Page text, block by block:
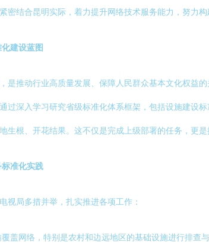
密结合昆明实际，着力提升网络技术服务能力，努力
建设蓝图
是推动行业高质量发展、保障人民群众基本文化权益
过深入学习研究省级标准化体系框架，包括设施建设
生根、开花结果。这不仅是完成上级部署的任务，更
准化实践
视局多措并举，扎实推进各项工作：
盖网络，特别是农村和边远地区的基础设施进行排查